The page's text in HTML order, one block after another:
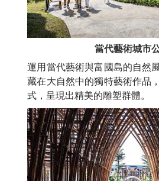
當代藝術城市
運用當代藝術與富國島的自然
藏在大自然中的獨特藝術作品
式，呈現出精美的雕塑群體。